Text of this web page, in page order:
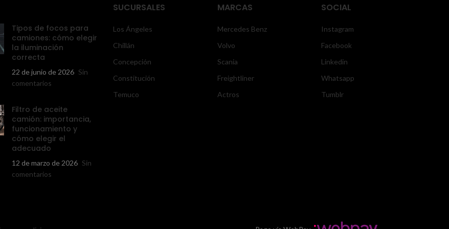
Tipos de focos para
camiones: cómo elegir
la iluminación
correcta
22 de junio de 2026 Sin
comentarios
Filtro de aceite
camión: importancia,
funcionamiento y
cómo elegir el
adecuado
12 de marzo de 2026 Sin
comentarios
SUCURSALES
Los Ángeles
Chillán
Concepción
Constitución
Temuco
MARCAS
Mercedes Benz
Volvo
Scania
Freightliner
Actros
SOCIAL
Instagram
Facebook
Linkedin
Whatsapp
Tumblr